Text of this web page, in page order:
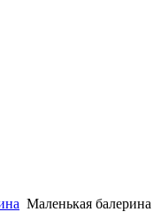
Маленькая балерина